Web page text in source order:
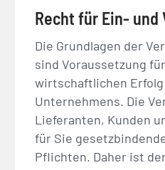
Recht für Ein- und
Die Grundlagen der
sind Voraussetzung
wirtschaftlichen
Unternehmens. Die
Lieferanten, Kunden
für Sie
Pflichten. Daher ist